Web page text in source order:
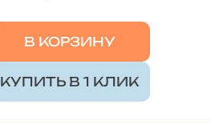
В КОРЗИНУ
КУПИТЬ В 1 КЛИК